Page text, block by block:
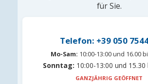
für Sie.
Telefon: +39 050
Mo-Sam: 10:00-13:00 und 16.00
Sonntag: 10:00-13:00 und 15.30
GANZJÄHRIG GEÖFFNET